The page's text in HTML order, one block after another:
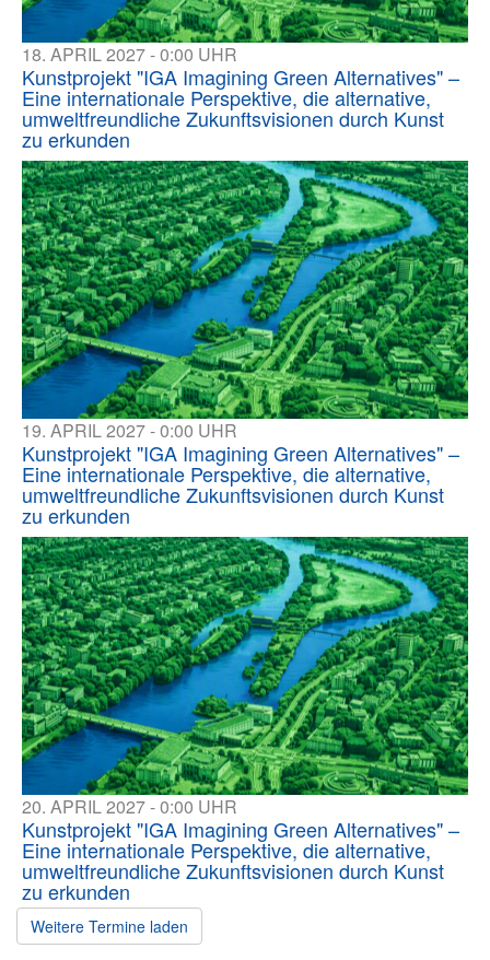
18. APRIL 2027 - 0:00 UHR
Kunstprojekt "IGA Imagining Green Alternatives" –
Eine internationale Perspektive, die alternative,
umweltfreundliche Zukunftsvisionen durch Kunst
zu erkunden
19. APRIL 2027 - 0:00 UHR
Kunstprojekt "IGA Imagining Green Alternatives" –
Eine internationale Perspektive, die alternative,
umweltfreundliche Zukunftsvisionen durch Kunst
zu erkunden
20. APRIL 2027 - 0:00 UHR
Kunstprojekt "IGA Imagining Green Alternatives" –
Eine internationale Perspektive, die alternative,
umweltfreundliche Zukunftsvisionen durch Kunst
zu erkunden
Weitere Termine laden